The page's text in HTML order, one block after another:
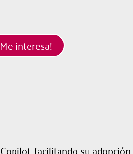
interesa!
facilitando su